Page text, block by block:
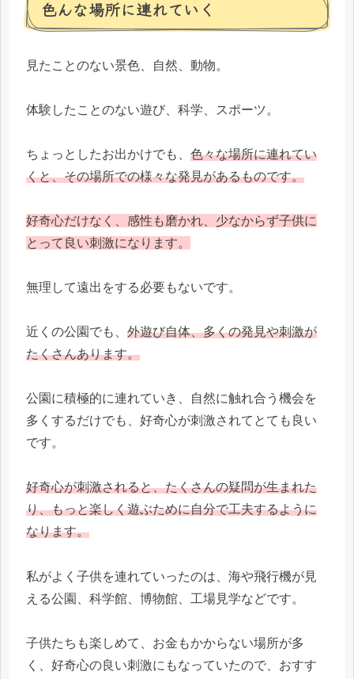
色んな場所に連れていく
見たことのない景色、自然、動物。
体験したことのない遊び、科学、スポーツ。
ちょっとしたお出かけでも、 色々な場所に連れてい
くと、その場所での様々な発見があるものです。
好奇心だけなく、感性も磨かれ、少なからず子供に
とって良い刺激になります。
無理して遠出をする必要もないです。
近くの公園でも、 外遊び自体、多くの発見や刺激が
たくさんあります。
公園に積極的に連れていき、自然に触れ合う機会を
多くするだけでも、好奇心が刺激されてとても良い
です。
好奇心が刺激されると、たくさんの疑問が生まれた
り、もっと楽しく遊ぶために自分で工夫するように
なります。
私がよく子供を連れていったのは、海や飛行機が見
える公園、科学館、博物館、工場見学などです。
子供たちも楽しめて、お金もかからない場所が多
く、好奇心の良い刺激にもなっていたので、おすす